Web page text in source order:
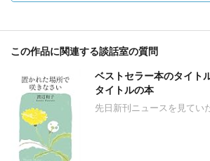
この作品に関連する談話室の質問
ベストセラー本のタイト
タイトルの本
先日新刊ニュースを見てい